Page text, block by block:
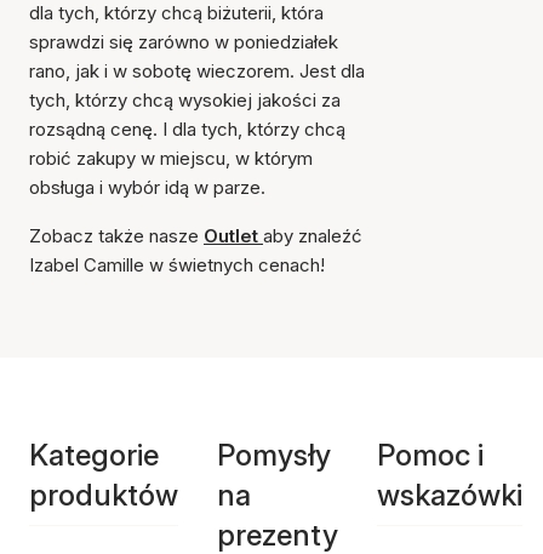
dla tych, którzy chcą biżuterii, która
sprawdzi się zarówno w poniedziałek
rano, jak i w sobotę wieczorem. Jest dla
tych, którzy chcą wysokiej jakości za
rozsądną cenę. I dla tych, którzy chcą
robić zakupy w miejscu, w którym
obsługa i wybór idą w parze.
Zobacz także nasze Outlet aby znaleźć
Izabel Camille w świetnych cenach!
Kategorie
produktów
Pomysły
na
prezenty
Pomoc i
wskazówki